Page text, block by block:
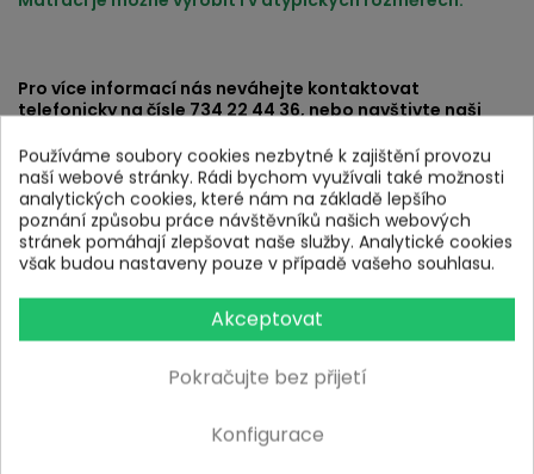
Pro více informací nás neváhejte kontaktovat
telefonicky na čísle 734 22 44 36, nebo navštivte naši
zde), kde si tuto a mnoho dalších matrací osobně
vyzkoušíte.
DETAILY PRODUKTU
● Výška jádra matrace 18 cm
Používáme soubory cookies nezbytné k zajištění provozu
naší webové stránky. Rádi bychom využívali také možnosti
analytických cookies, které nám na základě lepšího
poznání způsobu práce návštěvníků našich webových
stránek pomáhají zlepšovat naše služby. Analytické cookies
však budou nastaveny pouze v případě vašeho souhlasu.
Akceptovat
Pokračujte bez přijetí
Konfigurace